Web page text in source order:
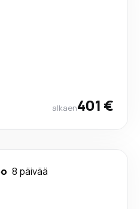
alkaen401 €
8 päivää